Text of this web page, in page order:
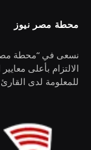
محطة مصر نيوز
نسعى في “محطة مصر”
الالتزام بأعلى
للمعلومة لدى